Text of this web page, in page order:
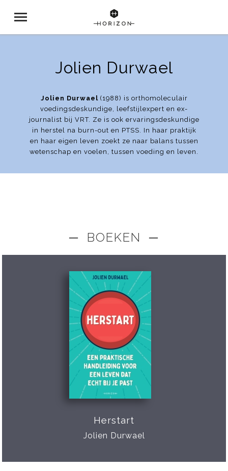
Jolien Durwael
Jolien Durwael(1988) is orthomoleculair
voedingsdeskundige, leefstijlexpert en ex-
journalist bij VRT. Ze is ook ervaringsdeskundige
in herstel na burn-out en PTSS. In haar praktijk
en haar eigen leven zoekt ze naar balans tussen
wetenschap en voelen, tussen voeding en leven.
─ BOEKEN ─
Herstart
Jolien Durwael